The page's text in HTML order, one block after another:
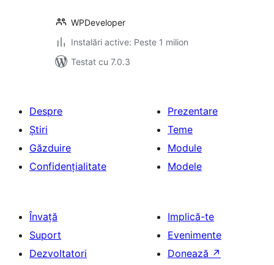
WPDeveloper
Instalări active: Peste 1 milion
Testat cu 7.0.3
Despre
Știri
Găzduire
Confidențialitate
Prezentare
Teme
Module
Modele
Învață
Suport
Dezvoltatori
Implică-te
Evenimente
Donează ↗